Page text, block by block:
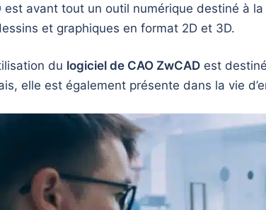
est avant tout un outil numérique destiné à
et graphiques en format 2D et 3D.
du logiciel de CAO ZwCAD est
elle est également présente dans la vie